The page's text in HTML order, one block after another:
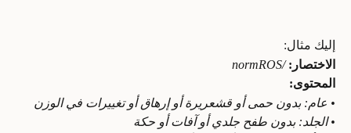
إليك مثال:
الاختصار: /normROS
المحتوى:
• عام: بدون حمى أو قشعريرة أو إرهاق أو تغييرات في الوزن
• الجلد: بدون طفح جلدي أو آفات أو حكة